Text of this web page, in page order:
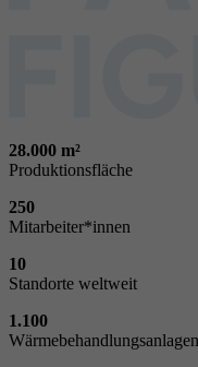
28.000 m²
Produktionsfläche
250
Mitarbeiter*innen
10
Standorte weltweit
1.100
Wärmebehandlungsanlagen